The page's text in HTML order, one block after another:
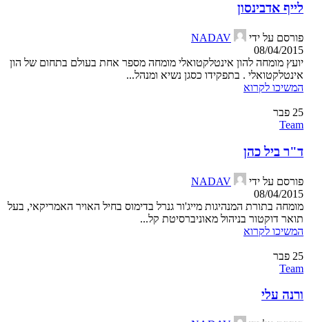
לייף אדבינסון
פורסם על ידי
NADAV
08/04/2015
יועץ מומחה להון אינטלקטואלי מומחה מספר אחת בעולם בתחום של הון
אינטלקטואלי . בתפקידו כסגן נשיא ומנהל...
המשיכו לקרוא
25 פבר
Team
ד"ר ביל כהן
פורסם על ידי
NADAV
08/04/2015
מומחה בתורת המנהיגות מייג'ור גנרל בדימוס בחיל האויר האמריקאי, בעל
תואר דוקטור בניהול מאוניברסיטת קל...
המשיכו לקרוא
25 פבר
Team
ורנה עלי